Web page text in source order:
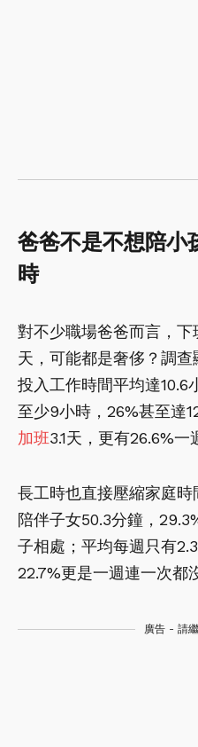
爸爸不是不想陪小
時
對不少職場爸爸而言，
天，可能都是奢侈？調
投入工作時間平均達
至少9小時，26%甚至達
加班3.1天，更有26.6%一
長工時也直接壓縮家庭
陪伴子女50.3分鐘，
子相處；平均每週只有
22.7%更是一週連一次都
廣告 - 請